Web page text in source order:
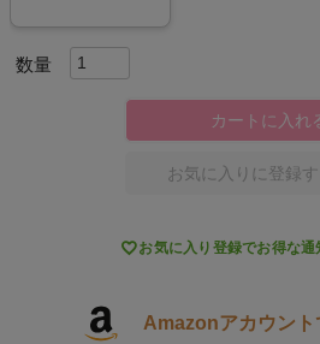
スポーツシューズ
もっと見る
キャンプ・フェス
カートに入れ
お気に入りに登録す
お気に入り登録でお得な
Amazonアカウント